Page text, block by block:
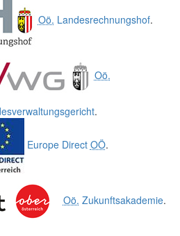
Oö. Landesrechnungshof.
Oö.
.
Europe Direct OÖ.
Oö. Zukunftsakademie.